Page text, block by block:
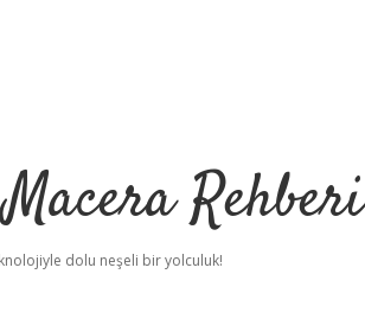
Rehberi
dolu neşeli bir yolculuk!